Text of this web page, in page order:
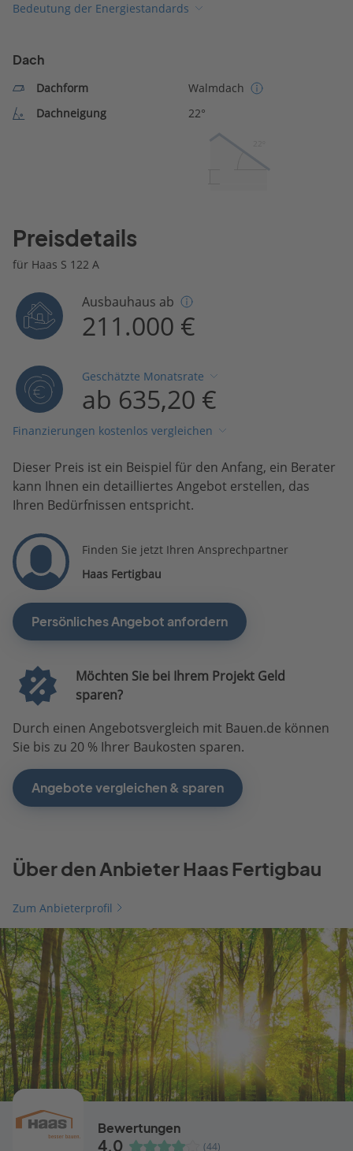
Bedeutung der Energiestandards
Dach
Dachform
Walmdach
Dachneigung
22°
Preisdetails
für Haas S 122 A
Ausbauhaus ab
211.000 €
Geschätzte Monatsrate
ab 635,20 €
Finanzierungen kostenlos vergleichen
Dieser Preis ist ein Beispiel für den Anfang, ein Berater
kann Ihnen ein detailliertes Angebot erstellen, das
Ihren Bedürfnissen entspricht.
Finden Sie jetzt Ihren Ansprechpartner
Haas Fertigbau
Persönliches Angebot anfordern
Möchten Sie bei Ihrem Projekt Geld
sparen?
Durch einen Angebotsvergleich mit Bauen.de können
Sie bis zu 20 % Ihrer Baukosten sparen.
Angebote vergleichen & sparen
Über den Anbieter Haas Fertigbau
Zum Anbieterprofil
Bewertungen
4,0 (44)